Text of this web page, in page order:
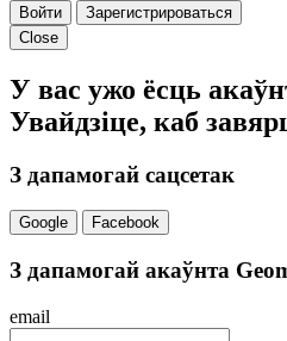
Войти
Зарегистрироваться
Close
У вас ужо ёсць
Увайдзіце, каб
З дапамогай сацсетак
Google Facebook
З дапамогай акаўнта
email